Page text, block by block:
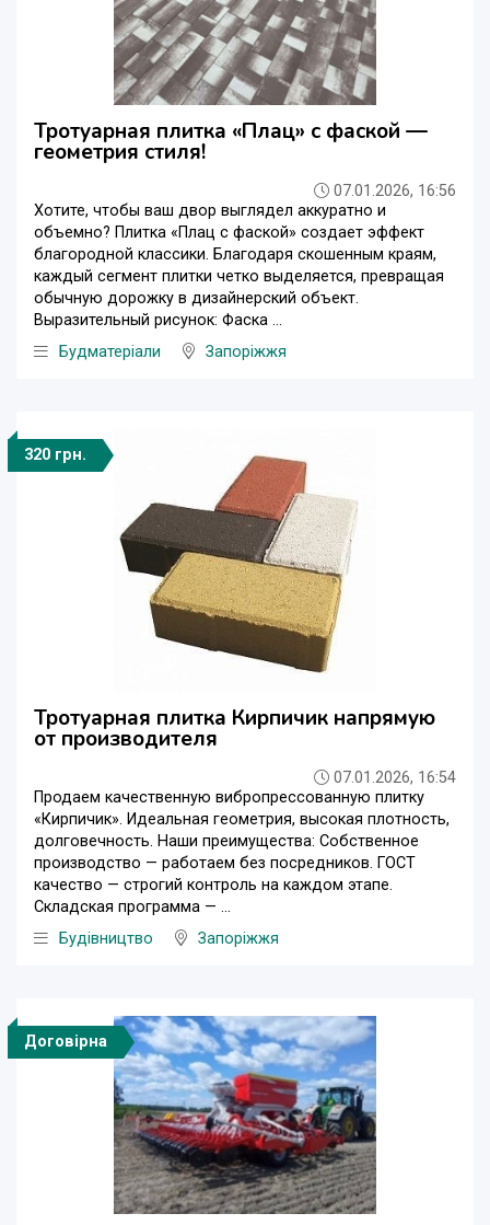
Тротуарная плитка «Плац» с фаской —
геометрия стиля!
07.01.2026, 16:56
​Хотите, чтобы ваш двор выглядел аккуратно и
объемно? Плитка «Плац с фаской» создает эффект
благородной классики. Благодаря скошенным краям,
каждый сегмент плитки четко выделяется, превращая
обычную дорожку в дизайнерский объект. ​
Выразительный рисунок: Фаска ...
Будматеріали
Запоріжжя
320 грн.
Тротуарная плитка Кирпичик напрямую
от производителя
07.01.2026, 16:54
​Продаем качественную вибропрессованную плитку
«Кирпичик». Идеальная геометрия, высокая плотность,
долговечность. ​Наши преимущества: ​Собственное
производство — работаем без посредников. ​ГОСТ
качество — строгий контроль на каждом этапе. ​
Складская программа — ...
Будівництво
Запоріжжя
Договірна